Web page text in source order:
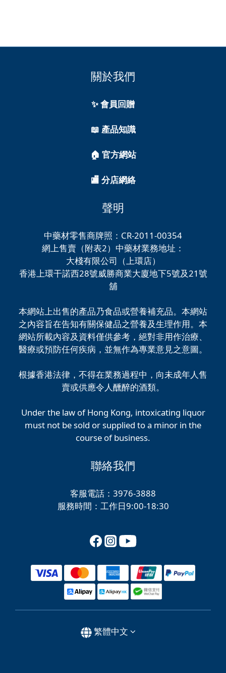
關於我們
✨ 會員回贈
📖 產品知識
🏠 官方網站
🏬 分店網絡
聲明
中藥材零售商牌照：CR-2011-00354
網上售賣（附表2）中藥材業務地址：
大棧有限公司（上環店）
香港上環干諾西28號威勝商業大廈地下5號及21號
舖
本網站上出售的產品乃食品或營養補充品。本網站
之內容旨在告知有關保健品之營養及生理作用。本
網站所載內容及資料僅供參考，絕對非用作治療、
醫療或預防任何疾病，並無作為專業意見之意圖。
根據香港法律，不得在業務過程中，向未成年人售
賣或供應令人醺醉的酒類。
Under the law of Hong Kong, intoxicating liquor
must not be sold or supplied to a minor in the
course of business.
聯絡我們
客服電話：3976-3888
服務時間：工作日9:00-18:30
繁體中文